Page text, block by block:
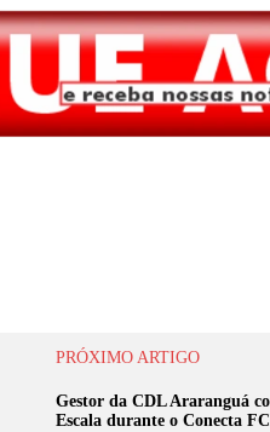
PRÓXIMO ARTIGO
Gestor da CDL Araranguá
Escala durante o Conecta